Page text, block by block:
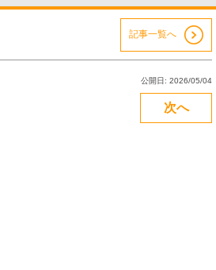
記事一覧へ
公開日: 2026/05/04
次へ